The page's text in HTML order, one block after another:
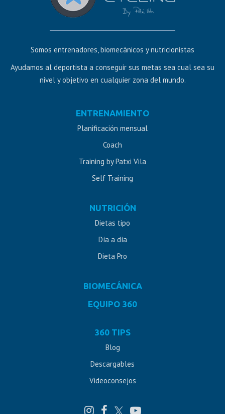
Somos entrenadores, biomecánicos y nutricionistas
Ayudamos al deportista a conseguir sus metas sea cual sea su
nivel y objetivo en cualquier zona del mundo.
Diseño
web
ENTRENAMIENTO
Planificación mensual
Coach
Training by Patxi Vila
Self Training
NUTRICIÓN
Dietas tipo
Día a día
Dieta Pro
BIOMECÁNICA
EQUIPO 360
360 TIPS
Blog
Descargables
Videoconsejos